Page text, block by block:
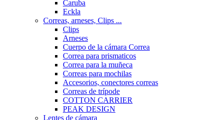
Caruba
Eckla
Correas, arneses, Clips ...
Clips
Arneses
Cuerpo de la cámara Correa
Correa para prismaticos
Correa para la muñeca
Correas para mochilas
Accesorios, conectores correas
Correas de trípode
COTTON CARRIER
PEAK DESIGN
Lentes de cámara